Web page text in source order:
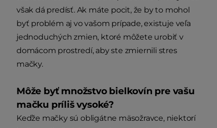
však dá predísť. Ak máte pocit, že by to mohol
byť problém aj vo vašom prípade, existuje veľa
jednoduchých zmien, ktoré môžete urobiť v
domácom prostredí, aby ste zmiernili stres
mačky.
Môže byť množstvo bielkovín pre vašu
mačku príliš vysoké?
Keďže mačky sú obligátne mäsožravce, niektorí